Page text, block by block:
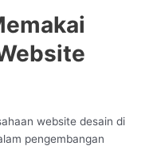
website desain di
pengembangan